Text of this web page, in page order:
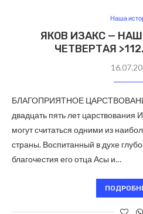
Наша
ЯКОВ ИЗАКС —
ЧЕТВЕРТАЯ
БЛАГОПРИЯТНОЕ
двадцать пять лет
могут считаться одними из
страны. Воспитанный в духе
благочестия его отца Асы и…